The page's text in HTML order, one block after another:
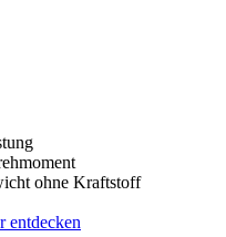
ohne Kraftstoff
entdecken